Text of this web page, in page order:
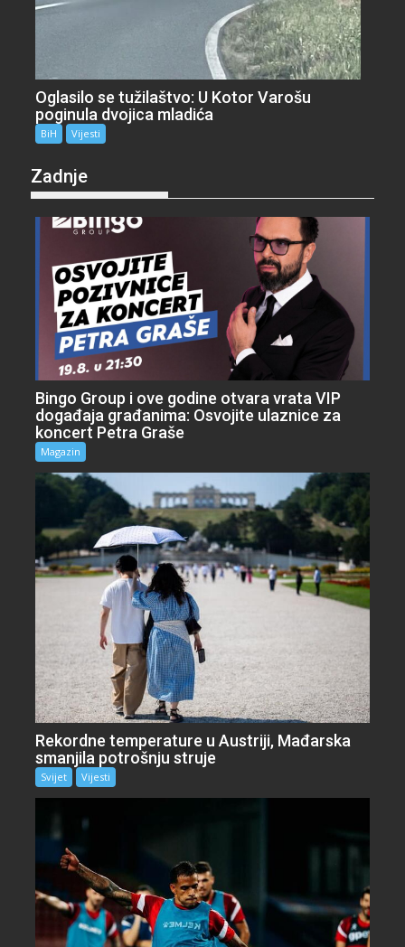
Oglasilo se tužilaštvo: U Kotor Varošu
poginula dvojica mladića
BiH Vijesti
Zadnje
Bingo Group i ove godine otvara vrata VIP
događaja građanima: Osvojite ulaznice za
koncert Petra Graše
Magazin
Rekordne temperature u Austriji, Mađarska
smanjila potrošnju struje
Svijet Vijesti